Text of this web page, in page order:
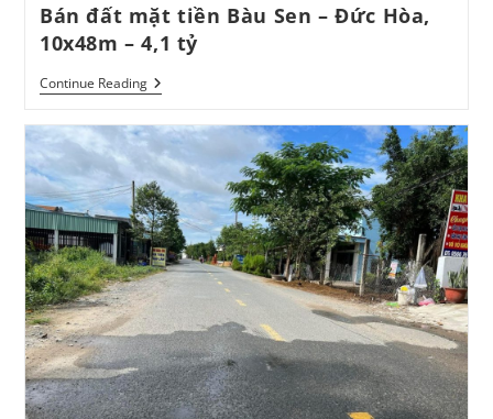
Bán đất mặt tiền Bàu Sen – Đức Hòa,
10x48m – 4,1 tỷ
Continue ReadingBán
Đất
Tiền
Bàu
Sen
–
Đức
Hòa,
10x48m
–
4,1
Tỷ